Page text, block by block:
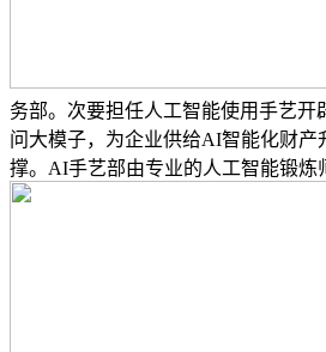
务部。次要担任人工智能使用手艺
问大模子，为企业供给AI智能化财
撑。AI手艺部由专业的人工智能锻炼